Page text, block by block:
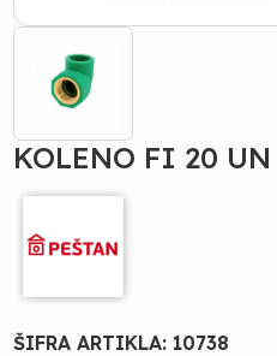
KOLENO FI 20 UN
ŠIFRA ARTIKLA: 10738